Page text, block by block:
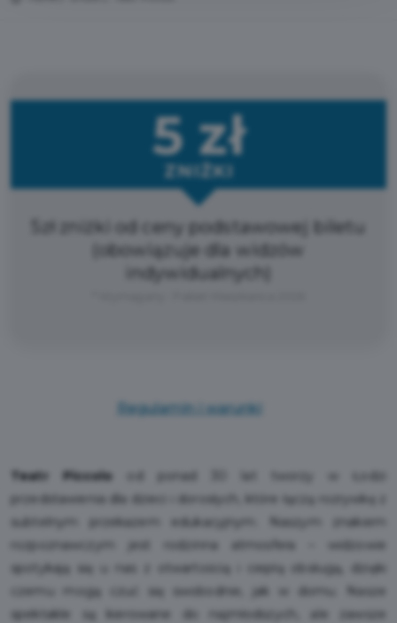
5 zł
ZNIŻKI
5zł zniżki od ceny podstawowej biletu
(obowiązuje dla widzów
indywidualnych)
Regulamin i warunki
Teatr Piccolo od ponad 30 lat tworzy w Łodzi
przedstawienia dla dzieci i dorosłych, które łączą rozrywkę z
subtelnym przekazem edukacyjnym. Naszym znakiem
rozpoznawczym jest rodzinna atmosfera – widzowie
spotykają się u nas z otwartością i ciepłą obsługą, dzięki
czemu mogą czuć się swobodnie, jak w domu. Nasze
spektakle są kierowane do najmłodszych, ale zawsze